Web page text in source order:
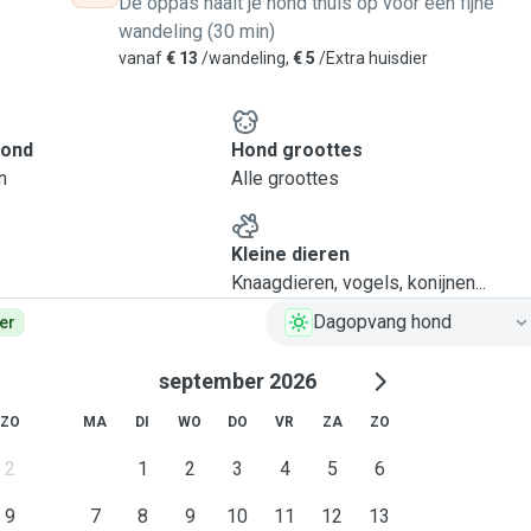
wandeling (30 min)
vanaf€ 13 /wandeling, € 5 /Extra huisdier
Hond groottes
Alle groottes
Kleine dieren
Knaagdieren, vogels, konijnen...
Dagopvang hond
ZO
2
9
september 2026
MA DI WO DO VR ZA ZO
1 2 3 4 5 6
7 8 9 10 11 12 13